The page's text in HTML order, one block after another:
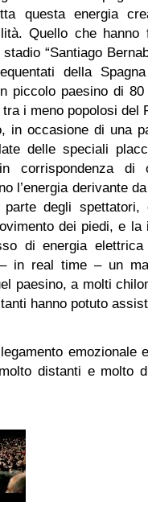
questa energia
Quello che
“Santiago
della
piccolo paesino di 80
i meno popolosi del
in occasione di una
delle speciali
corrispondenza di
l’energia derivante
degli
dei piedi, e la
di energia
in real time – un
paesino, a molti
hanno potuto
emozionale
distanti e molto